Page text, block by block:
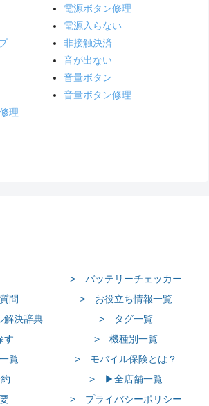
理
電源ボタン修理
電源入らない
非接触決済
音が出ない
音量ボタン
音量ボタン修理
> バッテリーチェッカー
問
> お役立ち情報一覧
決辞典
> タグ一覧
す
> 機種別一覧
覧
> モバイル保険とは？
> ▶全店舗一覧
> プライバシーポリシー